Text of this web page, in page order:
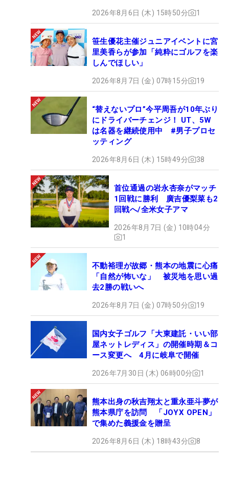
2026年8月6日 (木) 15時50分 1
笹生優花主催ジュニアイベントに宮
里美香らが参加「純粋にゴルフを楽
しんでほしい」
2026年8月7日 (金) 07時15分 19
“替えないプロ”今平周吾が10年ぶり
にドライバーチェンジ！ UT、5W
は名器を継続使用中 #男子プロセ
ッティング
2026年8月6日 (木) 15時49分 38
首位通過の岩永杏奈がマッチ
1回戦に勝利 廣吉優梨菜も2
回戦へ/全米女子アマ
2026年8月7日 (金) 10時04分
1
不動裕理が故郷・熊本の地震に心痛
「自然が怖いな」 被災地を思い過
去2勝の戦いへ
2026年8月7日 (金) 07時50分 19
国内女子ゴルフ「大東建託・いい部
屋ネットレディス」の開催時期＆コ
ース変更へ 4月に岐阜で開催
2026年7月30日 (木) 06時00分 1
熊本出身の秋吉翔太と重永亜斗夢が
熊本県庁を訪問 「JOYX OPEN」
で集めた義援金を贈呈
2026年8月6日 (木) 18時43分 8